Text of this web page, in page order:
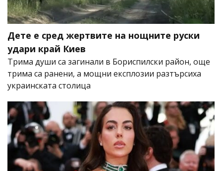
Дете е сред жертвите на нощните руски
удари край Киев
Трима души са загинали в Бориспилски район, още
трима са ранени, а мощни експлозии разтърсиха
украинската столица